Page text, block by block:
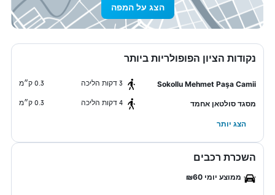
הצג על המפה
נקודות הציון הפופולריות ביותר
Sokollu Mehmet Paşa Camii 3 דקות הליכה 0.3 ק״מ
מסגד סולטאן אחמד 4 דקות הליכה 0.3 ק״מ
הצג יותר
השכרת רכבים
ממוצע יומי ₪60